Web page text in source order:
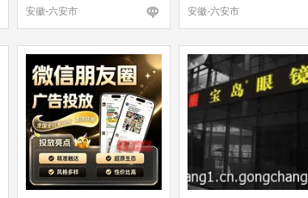
安徽-六安市
安徽-六安市